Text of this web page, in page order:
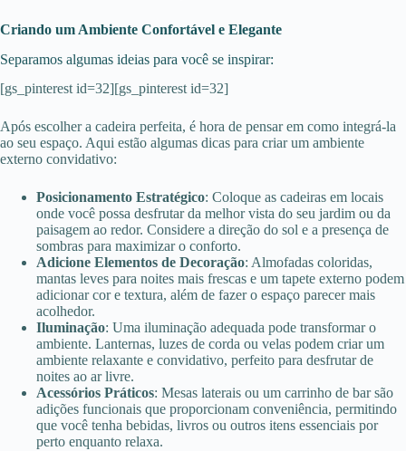
Criando um Ambiente Confortável e Elegante
Separamos algumas ideias para você se inspirar:
[gs_pinterest id=32][gs_pinterest id=32]
Após escolher a cadeira perfeita, é hora de pensar em como integrá-la
ao seu espaço. Aqui estão algumas dicas para criar um ambiente
externo convidativo:
Posicionamento Estratégico: Coloque as cadeiras em locais
onde você possa desfrutar da melhor vista do seu jardim ou da
paisagem ao redor. Considere a direção do sol e a presença de
sombras para maximizar o conforto.
Adicione Elementos de Decoração: Almofadas coloridas,
mantas leves para noites mais frescas e um tapete externo podem
adicionar cor e textura, além de fazer o espaço parecer mais
acolhedor.
Iluminação: Uma iluminação adequada pode transformar o
ambiente. Lanternas, luzes de corda ou velas podem criar um
ambiente relaxante e convidativo, perfeito para desfrutar de
noites ao ar livre.
Acessórios Práticos: Mesas laterais ou um carrinho de bar são
adições funcionais que proporcionam conveniência, permitindo
que você tenha bebidas, livros ou outros itens essenciais por
perto enquanto relaxa.